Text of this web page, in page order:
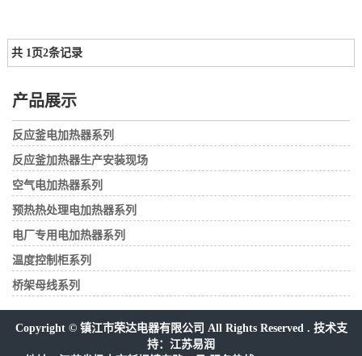
共 1 页2条记录
产品展示
反应釜电加热器系列
反应釜加热器生产安装现场
空气电加热器系列
预热热处理电加热器系列
电厂专用电加热器系列
温度控制柜系列
桥架母线系列
Copyright © 镇江市荣达电器有限公司 All Rights Reserved . 技术支
持： 江苏易润